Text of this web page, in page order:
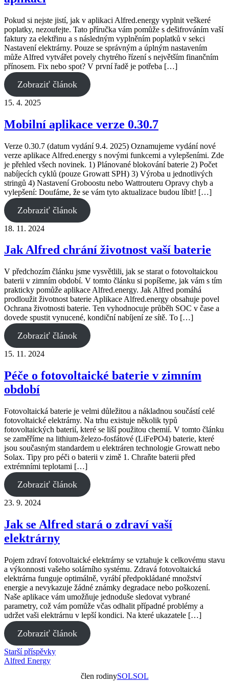
Pokud si nejste jistí, jak v aplikaci Alfred.energy vyplnit veškeré
poplatky, nezoufejte. Tato příručka vám pomůže s dešifrováním vaší
faktury za elektřinu a s následným vyplněním poplatků v sekci
Nastavení elektrárny. Pouze se správným a úplným nastavením
může Alfred vytvářet povely chytrého řízení s největším finančním
přínosem. Fix nebo spot? V první řadě je potřeba […]
Zobraziť článok
15. 4. 2025
Mobilní aplikace verze 0.30.7
Verze 0.30.7 (datum vydání 9.4. 2025) Oznamujeme vydání nové
verze aplikace Alfred.energy s novými funkcemi a vylepšeními. Zde
je přehled všech novinek. 1) Plánované blokování baterie 2) Počet
nabíjecích cyklů (pouze Growatt SPH) 3) Výroba u jednotlivých
stringů 4) Nastavení Groboostu nebo Wattrouteru Opravy chyb a
vylepšení: Doufáme, že se vám tyto aktualizace budou líbit! […]
Zobraziť článok
18. 11. 2024
Jak Alfred chrání životnost vaší baterie
V předchozím článku jsme vysvětlili, jak se starat o fotovoltaickou
baterii v zimním období. V tomto článku si popíšeme, jak vám s tím
prakticky pomůže aplikace Alfred.energy. Jak Alfred pomáhá
prodloužit životnost baterie Aplikace Alfred.energy obsahuje povel
Ochrana životnosti baterie. Ten vyhodnocuje průběh SOC v čase a
dovede spustit vynucené, kondiční nabíjení ze sítě. To […]
Zobraziť článok
15. 11. 2024
Péče o fotovoltaické baterie v zimním
období
Fotovoltaická baterie je velmi důležitou a nákladnou součástí celé
fotovoltaické elektrárny. Na trhu existuje několik typů
fotovoltaických baterií, které se liší použitou chemií. V tomto článku
se zaměříme na lithium-železo-fosfátové (LiFePO4) baterie, které
jsou současným standardem u elektráren technologie Growatt nebo
Solax. Tipy pro péči o baterii v zimě 1. Chraňte baterii před
extrémními teplotami […]
Zobraziť článok
23. 9. 2024
Jak se Alfred stará o zdraví vaší
elektrárny
Pojem zdraví fotovoltaické elektrárny se vztahuje k celkovému stavu
a výkonnosti vašeho solárního systému. Zdravá fotovoltaická
elektrárna funguje optimálně, vyrábí předpokládané množství
energie a nevykazuje žádné známky degradace nebo poškození.
Naše aplikace vám umožňuje jednoduše sledovat vybrané
parametry, což vám pomůže včas odhalit případné problémy a
udržet vaši elektrárnu v lepší kondici. Na které ukazatele […]
Zobraziť článok
Navigace
pro
Starší příspěvky
Alfred Energy
člen rodinySOLSOL